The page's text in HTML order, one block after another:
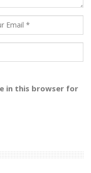
in this browser for